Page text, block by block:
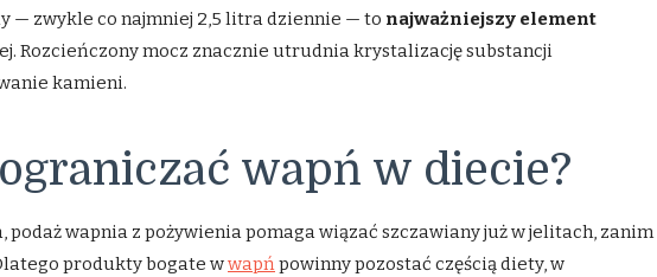
— zwykle co najmniej 2,5 litra dziennie — to najważniejszy element
Rozcieńczony mocz znacznie utrudnia krystalizację substancji
kamieni.
wapń w diecie?
podaż wapnia z pożywienia pomaga wiązać szczawiany już w jelitach, zanim
produkty bogate wwapńpowinny pozostać częścią diety, w